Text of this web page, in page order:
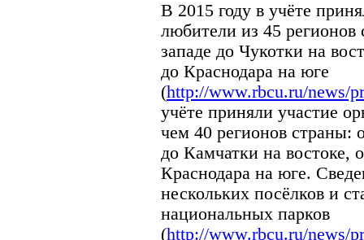
В 2015 году в учёте
любители из 45
западе до Чукотки на
до Краснодара на юге
(http://www.rbcu.ru/news/
учёте приняли участие
чем 40 регионов страны:
до Камчатки на востоке,
Краснодара на юге.
нескольких посёлков и
национальных парков
(http://www.rbcu.ru/news/